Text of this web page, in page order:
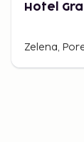
Hotel
Zelena,